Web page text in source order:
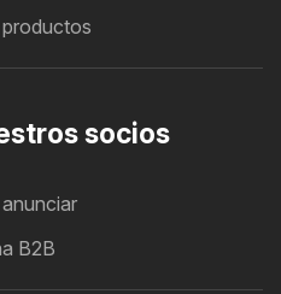
socios
B2B